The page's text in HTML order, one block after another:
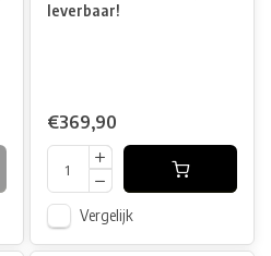
leverbaar!
€369,90
Vergelijk